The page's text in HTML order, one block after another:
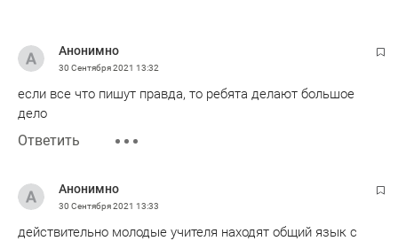
Анонимно
30 Сентября 2021 13:32
если все что пишут правда, то ребята делают большое
дело
Ответить
Анонимно
30 Сентября 2021 13:33
действительно молодые учителя находят общий язык с